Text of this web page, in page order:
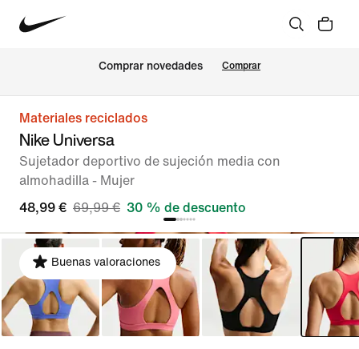
Comprar novedades Comprar
Materiales reciclados
Nike Universa
Sujetador deportivo de sujeción media con
almohadilla - Mujer
48,99 € 69,99 € 30 % de descuento
Buenas valoraciones